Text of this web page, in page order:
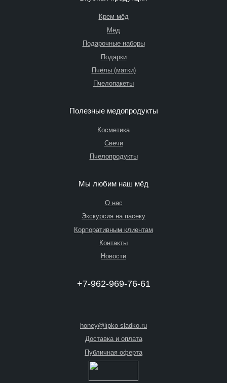
Крем-мёд
Мёд
Подарочные наборы
Подарки
Пчёлы (матки)
Пчелопакеты
Полезные медопродукты
Косметика
Свечи
Пчелопродукты
Мы любим наш мёд
О нас
Экскурсия на пасеку
Корпоративным клиентам
Контакты
Новости
+7-962-969-76-61
honey@lipko-sladko.ru
Доставка и оплата
Публичная оферта